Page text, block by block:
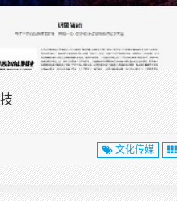
文化传媒